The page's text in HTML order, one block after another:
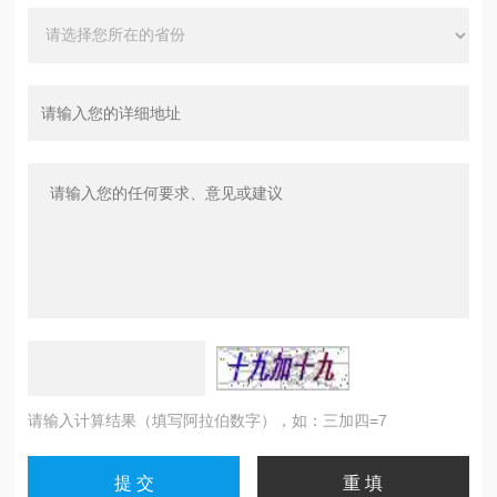
请输入计算结果（填写阿拉伯数字），如：三加四=7